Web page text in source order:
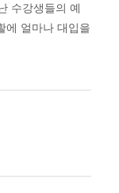
수강생들의 예
에 얼마나 대입을